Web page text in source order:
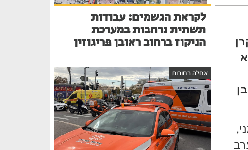
בן
לקראת הגשמים: עבודות
תשתית נרחבות במערכת
הניקוז ברחוב ראובן פריגוזין
אחלה רחובות